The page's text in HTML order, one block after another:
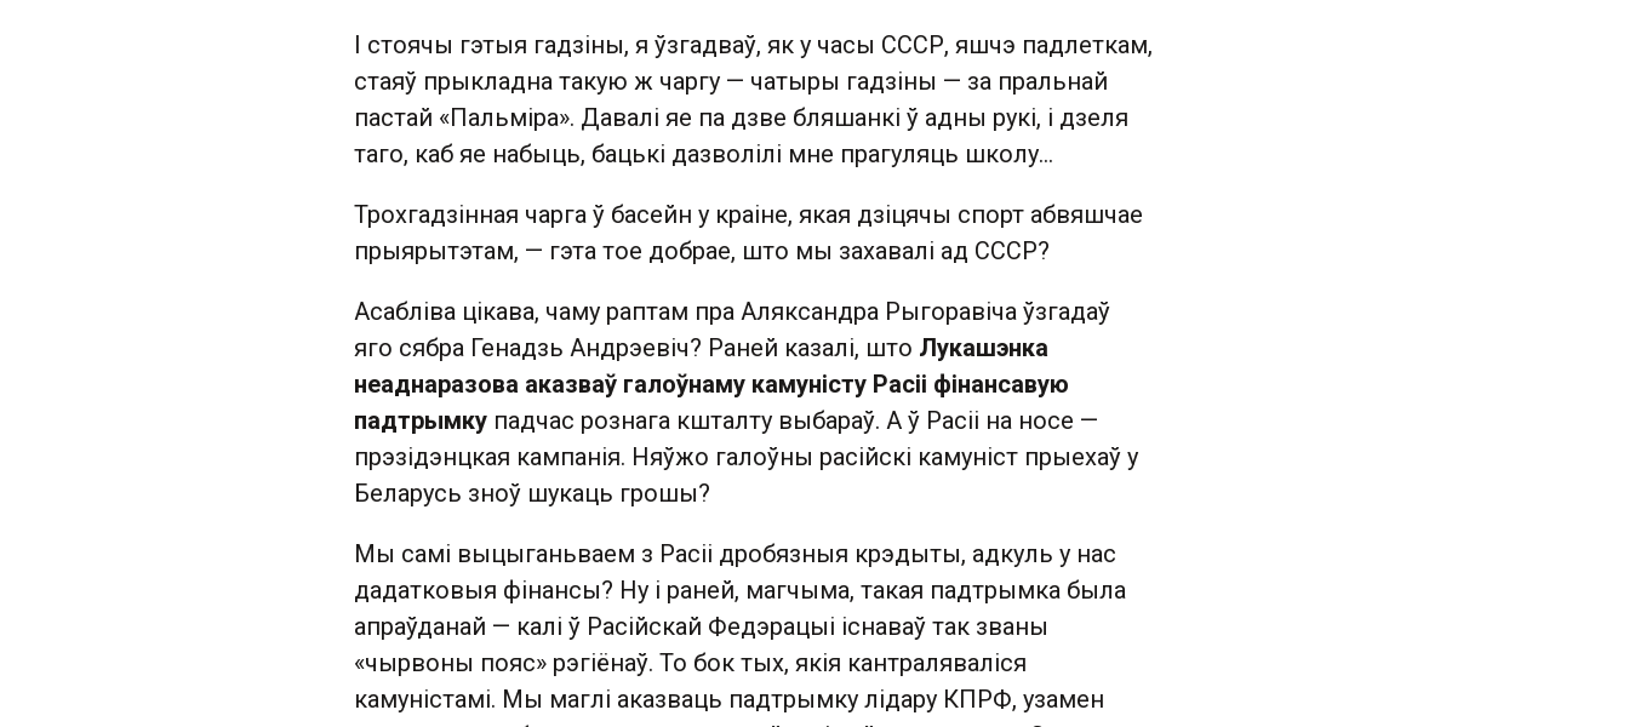
І стоячы гэтыя гадзіны, я ўзгадваў, як у часы СССР, яшчэ падлеткам,
стаяў прыкладна такую ж чаргу — чатыры гадзіны — за пральнай
пастай «Пальміра». Давалі яе па дзве бляшанкі ў адны рукі, і дзеля
таго, каб яе набыць, бацькі дазволілі мне прагуляць школу…
Трохгадзінная чарга ў басейн у краіне, якая дзіцячы спорт абвяшчае
прыярытэтам, — гэта тое добрае, што мы захавалі ад СССР?
Асабліва цікава, чаму раптам пра Аляксандра Рыгоравіча ўзгадаў
яго сябра Генадзь Андрэевіч? Раней казалі, што Лукашэнка
неаднаразова аказваў галоўнаму камуністу Расіі фінансавую
падтрымку падчас рознага кшталту выбараў. А ў Расіі на носе —
прэзідэнцкая кампанія. Няўжо галоўны расійскі камуніст прыехаў у
Беларусь зноў шукаць грошы?
Мы самі выцыганьваем з Расіі дробязныя крэдыты, адкуль у нас
дадатковыя фінансы? Ну і раней, магчыма, такая падтрымка была
апраўданай — калі ў Расійскай Федэрацыі існаваў так званы
«чырвоны пояс» рэгіёнаў. То бок тых, якія кантраляваліся
камуністамі. Мы маглі аказваць падтрымку лідару КПРФ, узамен